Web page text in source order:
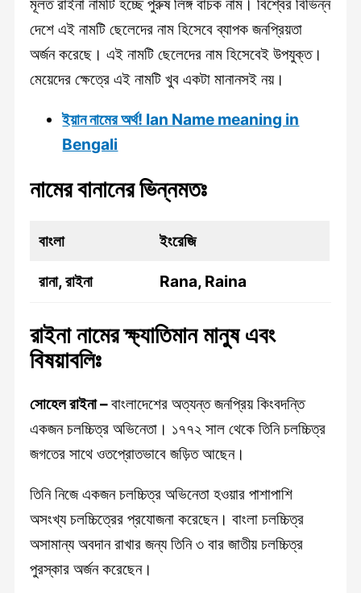
মূলত রাইনা নামটি হচ্ছে পুরুষ লিঙ্গ বাচক নাম। বিশ্বের বিভিন্ন
দেশে এই নামটি ছেলেদের নাম হিসেবে ব্যাপক জনপ্রিয়তা
অর্জন করেছে। এই নামটি ছেলেদের নাম হিসেবেই উপযুক্ত।
মেয়েদের ক্ষেত্রে এই নামটি খুব একটা মানানসই নয়।
ইয়ান নামের অর্থ! Ian Name meaning in
Bengali
নামের বানানের ভিন্নমতঃ
বাংলা ইংরেজি
রানা, রাইনা Rana, Raina
রাইনা নামের ক্ষ্যাতিমান মানুষ এবং
বিষয়াবলিঃ
সোহেল রাইনা –বাংলাদেশের অত্যন্ত জনপ্রিয় কিংবদন্তি
একজন চলচ্চিত্র অভিনেতা। ১৭৭২ সাল থেকে তিনি চলচ্চিত্র
জগতের সাথে ওতপ্রোতভাবে জড়িত আছেন।
তিনি নিজে একজন চলচ্চিত্র অভিনেতা হওয়ার পাশাপাশি
অসংখ্য চলচ্চিত্রের প্রযোজনা করেছেন। বাংলা চলচ্চিত্র
অসামান্য অবদান রাখার জন্য তিনি ৩ বার জাতীয় চলচ্চিত্র
পুরস্কার অর্জন করেছেন।